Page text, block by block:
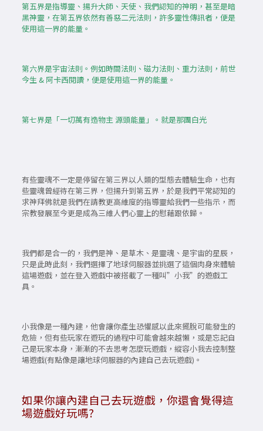
第五界是指導靈、揚升大師、天使、我們認知的神明，甚至是暗
黑神靈，在第五界依然有善惡二元法則，許多靈性傳訊者，便是
使用這一界的能量。
第六界是宇宙法則。例如時間法則、磁力法則、重力法則，前世
今生 & 阿卡西閱讀，便是使用這一界的能量。
第七界是「一切萬有造物主 源頭能量」。就是那團白光
有些靈魂不一定是停留在第三界以人類的型態去體驗生命，也有
些靈魂曾經待在第三界，但揚升到第五界，於是我們平常認知的
求神拜佛就是我們在請教更高維度的指導靈給我們一些指示，而
宗教發展至今更是成為三維人們心靈上的慰藉跟依歸。
我們都是合一的，我們是神、是草木、是靈魂、是宇宙的星辰，
只是此時此刻，我們選擇了地球伺服器並挑選了這個肉身來體驗
這場遊戲，並在登入遊戲中被搭載了一種叫”小我”的遊戲工
具。
小我像是一種內建，他會讓你產生恐懼感以此來擺脫可能發生的
危險，但有些玩家在遊玩的過程中可能會越來越懶，或是忘記自
己是玩家本身，漸漸的不去思考怎麼玩遊戲，縱容小我去控制整
場遊戲(有點像是讓地球伺服器的內建自己去玩遊戲)。
如果你讓內建自己去玩遊戲，你還會覺得這
場遊戲好玩嗎?